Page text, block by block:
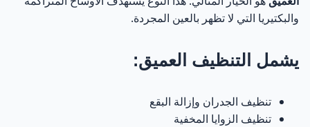
والبكتيريا التي لا تظهر بالعين المجردة.
يشمل التنظيف العميق:
تنظيف الجدران وإزالة البقع
تنظيف الزوايا المخفية